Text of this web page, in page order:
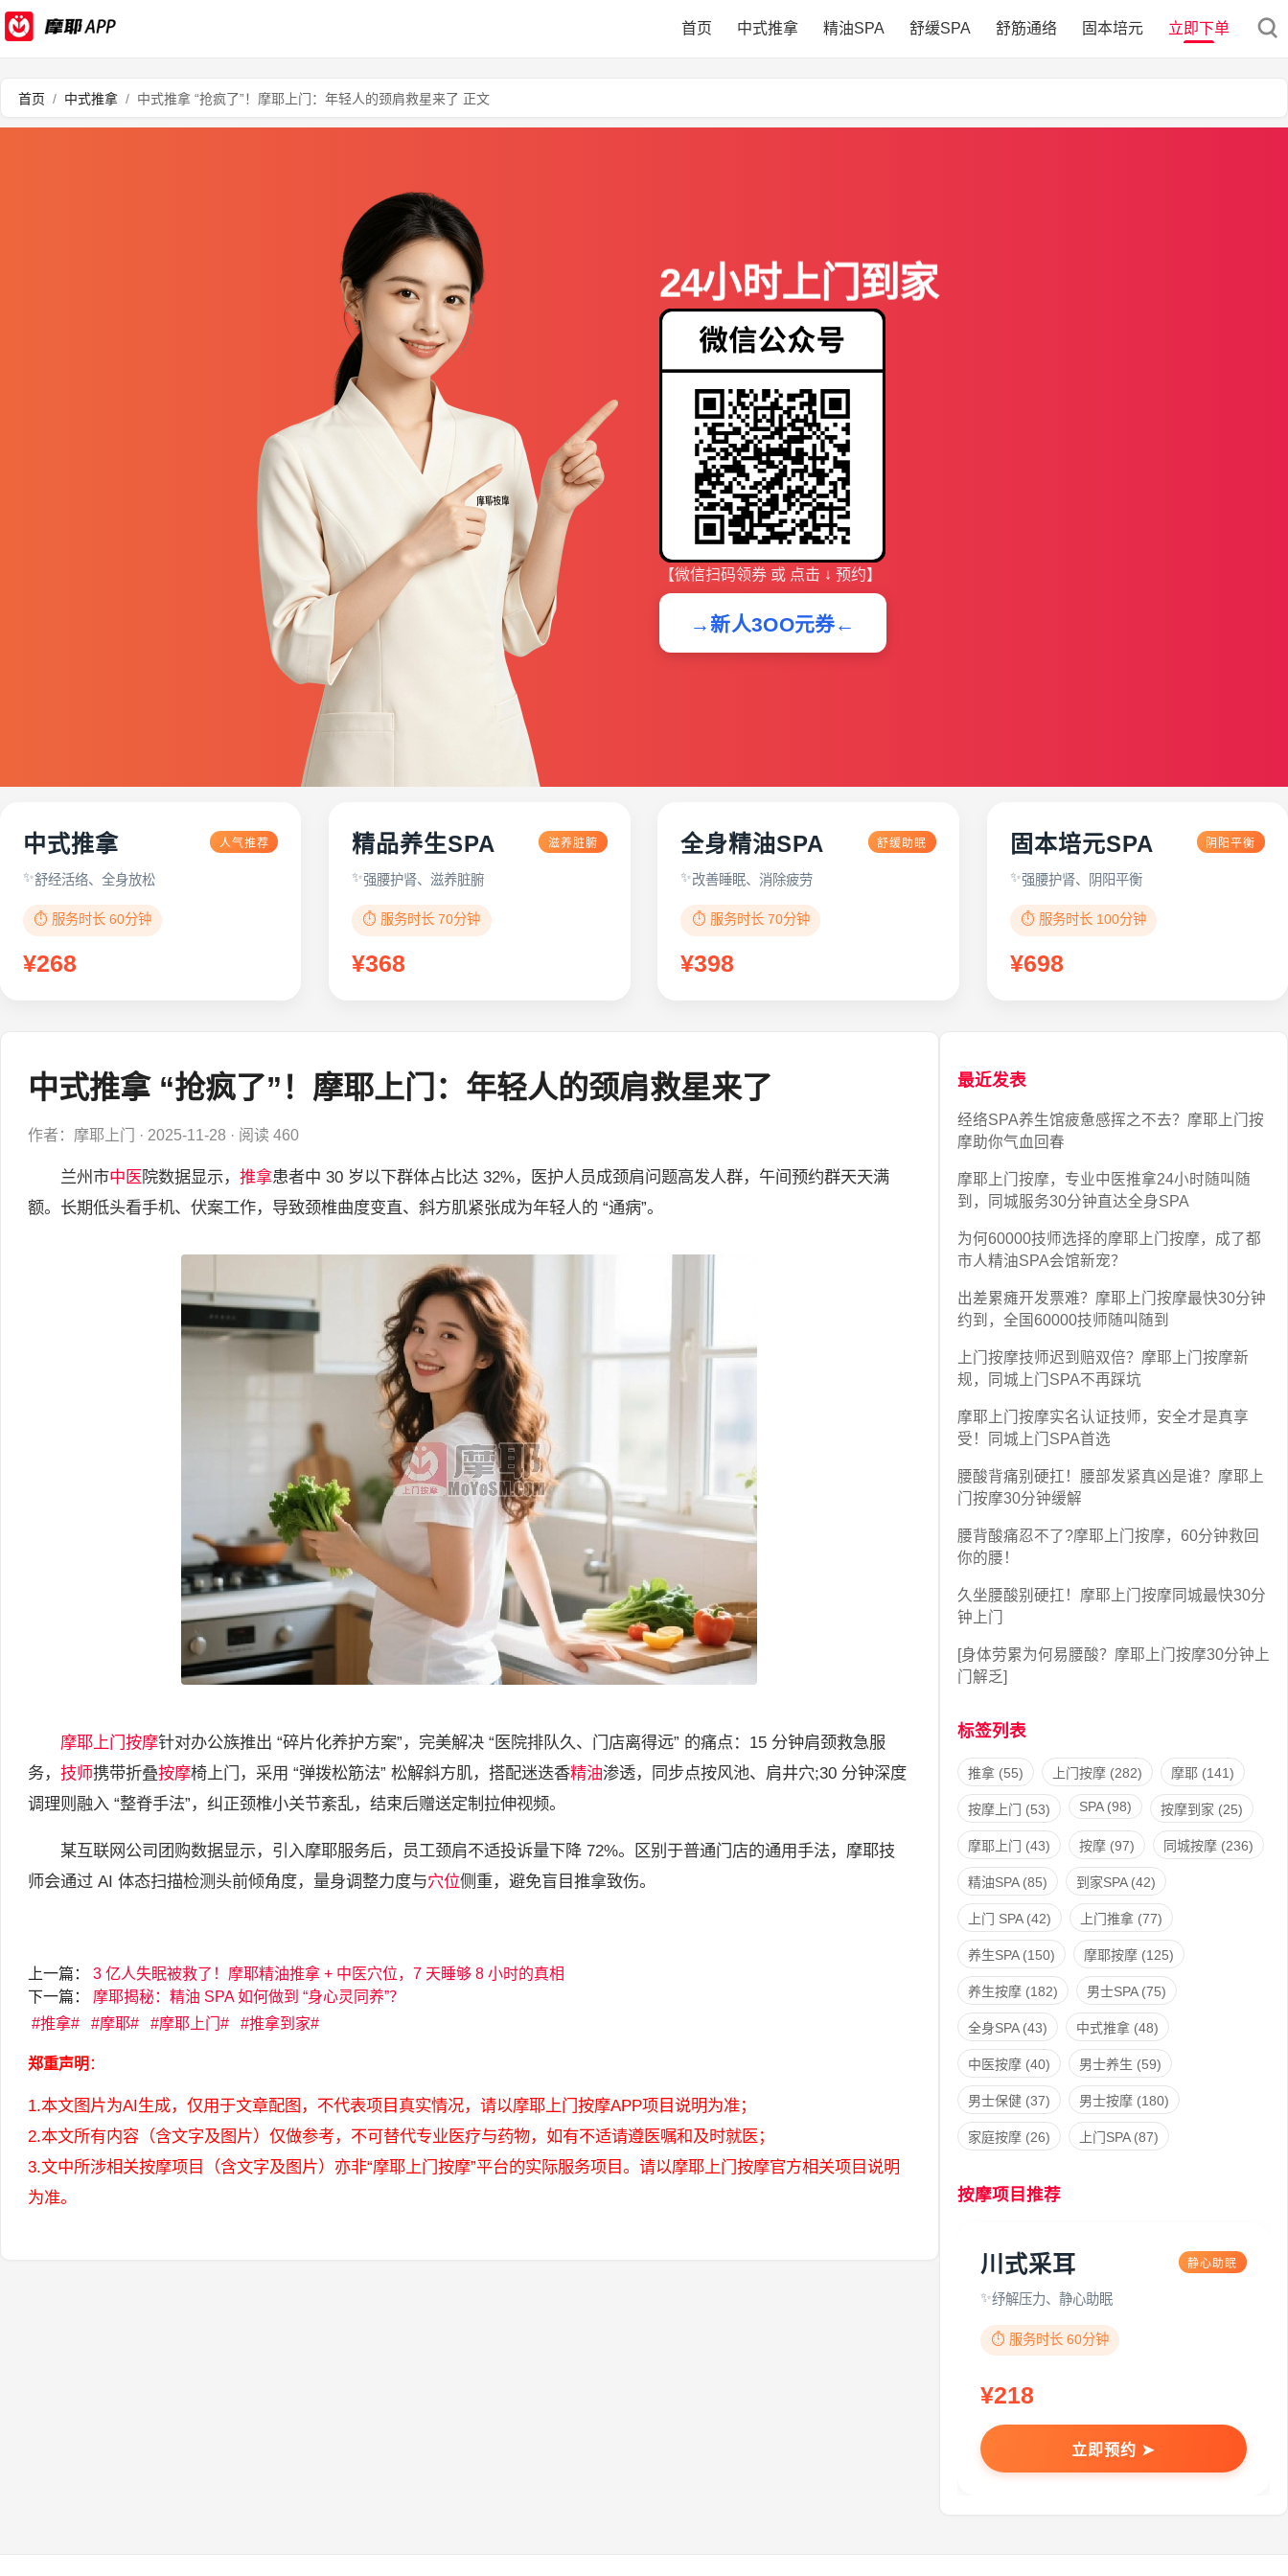
首页 中式推拿 精油SPA 舒缓SPA 舒筋通络 固本培元 立即下单
首页 / 中式推拿 / 中式推拿 “抢疯了”！摩耶上门：年轻人的颈肩救星来了 正文
24小时上门到家
【微信扫码领券 或 点击 ↓ 预约】
→新人3OO元券←
中式推拿 人气推荐
舒经活络、全身放松
⏱️ 服务时长 60分钟
¥268
精品养生SPA 滋养脏腑
强腰护肾、滋养脏腑
⏱️ 服务时长 70分钟
¥368
全身精油SPA 舒缓助眠
改善睡眠、消除疲劳
⏱️ 服务时长 70分钟
¥398
固本培元SPA 阴阳平衡
强腰护肾、阴阳平衡
⏱️ 服务时长 100分钟
¥698
中式推拿 “抢疯了”！摩耶上门：年轻人的颈肩救星来了
作者：摩耶上门 · 2025-11-28 · 阅读 460
兰州市中医院数据显示， 推拿患者中 30 岁以下群体占比达 32%，医护人员成颈肩问题高发人群，午间预约群天天满
额。长期低头看手机、伏案工作，导致颈椎曲度变直、斜方肌紧张成为年轻人的 “通病”。
摩耶 上门按摩针对办公族推出 “碎片化养护方案”，完美解决 “医院排队久、门店离得远” 的痛点：15 分钟肩颈救急服
务， 技师携带折叠按摩椅上门，采用 “弹拨松筋法” 松解斜方肌，搭配迷迭香精油渗透，同步点按风池、肩井穴;30 分钟深度
调理则融入 “整脊手法”，纠正颈椎小关节紊乱，结束后赠送定制拉伸视频。
某互联网公司团购数据显示，引入摩耶服务后，员工颈肩不适投诉量下降 72%。区别于普通门店的通用手法，摩耶技
师会通过 AI 体态扫描检测头前倾角度，量身调整力度与穴位侧重，避免盲目推拿致伤。
上一篇：
3 亿人失眠被救了！摩耶精油推拿 + 中医穴位，7 天睡够 8 小时的真相
下一篇：
摩耶揭秘：精油 SPA 如何做到 “身心灵同养”？
推拿
摩耶 摩耶上门 推拿到家
郑重声明 ：
1.本文图片为AI生成，仅用于文章配图，不代表项目真实情况，请以摩耶上门按摩APP项目说明为准；
2.本文所有内容（含文字及图片）仅做参考，不可替代专业医疗与药物，如有不适请遵医嘱和及时就医；
3.文中所涉相关按摩项目（含文字及图片）亦非“摩耶上门按摩”平台的实际服务项目。请以摩耶上门按摩官方相关项目说明
为准。
最近发表
经络SPA养生馆疲惫感挥之不去？摩耶上门按
摩助你气血回春
摩耶上门按摩，专业中医推拿24小时随叫随
到，同城服务30分钟直达全身SPA
为何60000技师选择的摩耶上门按摩，成了都
市人精油SPA会馆新宠？
出差累瘫开发票难？摩耶上门按摩最快30分钟
约到，全国60000技师随叫随到
上门按摩技师迟到赔双倍？摩耶上门按摩新
规，同城上门SPA不再踩坑
摩耶上门按摩实名认证技师，安全才是真享
受！同城上门SPA首选
腰酸背痛别硬扛！腰部发紧真凶是谁？摩耶上
门按摩30分钟缓解
腰背酸痛忍不了?摩耶上门按摩，60分钟救回
你的腰！
久坐腰酸别硬扛！摩耶上门按摩同城最快30分
钟上门
[身体劳累为何易腰酸？摩耶上门按摩30分钟上
门解乏]
标签列表
推拿(55) 上门按摩(282) 摩耶(141)
按摩上门 (53) SPA(98) 按摩到家 (25)
摩耶上门 (43) 按摩(97) 同城按摩(236)
精油SPA(85) 到家SPA(42)
上门 SPA(42) 上门推拿(77)
养生SPA(150) 摩耶按摩(125)
养生按摩(182) 男士SPA(75)
全身SPA(43) 中式推拿(48)
中医按摩(40) 男士养生 (59)
男士保健(37) 男士按摩(180)
家庭按摩(26) 上门SPA(87)
按摩项目推荐
川式采耳 静心助眠
纾解压力、静心助眠
⏱️ 服务时长 60分钟
¥218
立即预约 ➤